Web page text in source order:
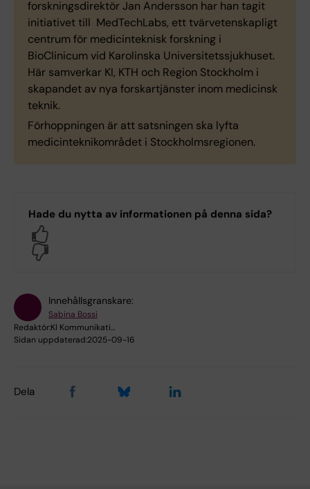
forskningsdirektör Jan Andersson har han tagit
initiativet till MedTechLabs, ett tvärvetenskapligt
centrum för medicinteknisk forskning i
BioClinicum vid Karolinska Universitetssjukhuset.
Här samverkar KI, KTH och Region Stockholm i
skapandet av nya forskartjänster inom medicinsk
teknik.
Förhoppningen är att satsningen ska lyfta
medicinteknikområdet i Stockholmsregionen.
Hade du nytta av informationen på denna sida?
Innehållsgranskare:
Sabina Bossi
Redaktör:KI Kommunikati…
Sidan uppdaterad:2025-09-16
Dela